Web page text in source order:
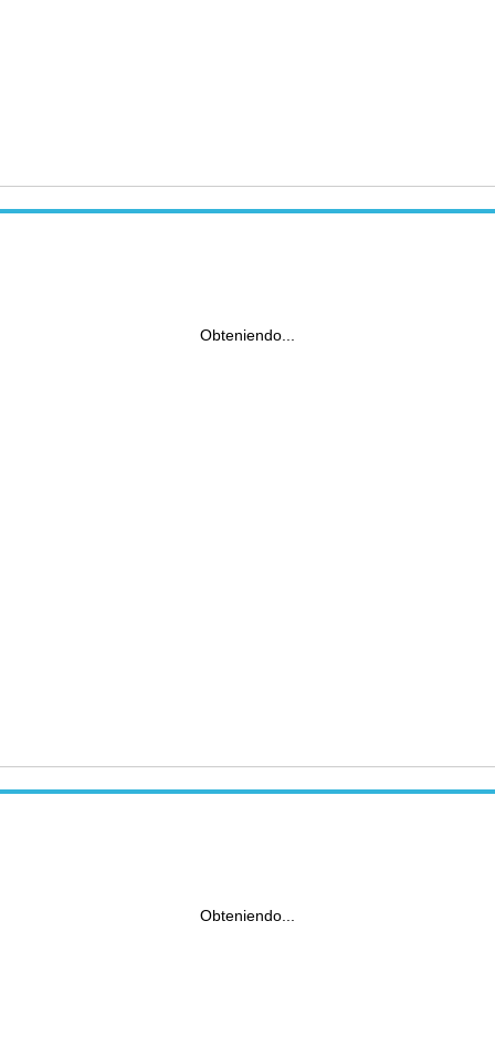
Obteniendo...
Obteniendo...